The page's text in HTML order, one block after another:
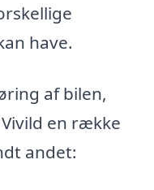
have.
af bilen,
en række
andet: